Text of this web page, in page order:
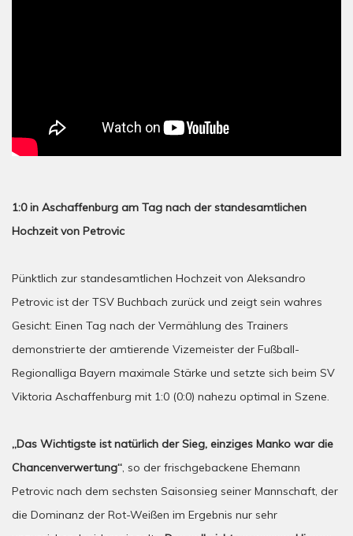
1:0 in Aschaffenburg am Tag nach der standesamtlichen
Hochzeit von Petrovic
Pünktlich zur standesamtlichen Hochzeit von Aleksandro
Petrovic ist der TSV Buchbach zurück und zeigt sein wahres
Gesicht: Einen Tag nach der Vermählung des Trainers
demonstrierte der amtierende Vizemeister der Fußball-
Regionalliga Bayern maximale Stärke und setzte sich beim SV
Viktoria Aschaffenburg mit 1:0 (0:0) nahezu optimal in Szene.
„Das Wichtigste ist natürlich der Sieg, einziges Manko war die
Chancenverwertung“, so der frischgebackene Ehemann
Petrovic nach dem sechsten Saisonsieg seiner Mannschaft, der
die Dominanz der Rot-Weißen im Ergebnis nur sehr